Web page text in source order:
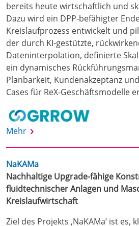
bereits heute wirtschaftlich und
Dazu wird ein DPP-befähigter
Kreislaufprozess entwickelt und
der durch KI-gestützte,
Dateninterpolation, definierte
ein dynamisches
Planbarkeit, Kundenakzeptanz
Cases für ReX-Geschäftsmodelle
Mehr
NaKAMa
Nachhaltige Upgrade-fähige
fluidtechnischer Anlagen und
Kreislaufwirtschaft
Ziel des Projekts ‚NaKAMa‘ ist